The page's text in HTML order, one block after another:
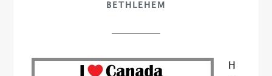
BETHLEHEM
H